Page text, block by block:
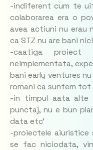
-indiferent cum te
colaborarea era o
avea actiuni nu erau
ca STZ nu are bani
-caatiga
neimplementata,
bani early ventures
romani ca suntem tot
-in timpul aata alte
punctaj, nu e bun
data etc'
-proiectele aiuristice
se fac niciodata,